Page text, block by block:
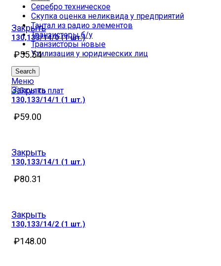
Серебро техническое
Скупка оценка неликвида у предприятий
Тантал из радио элементов
Транзисторы б/у
Транзисторы новые
Утилизация у юридических лиц
Search
Меню
Закрыть
130,133/14/0 (1 шт.)
₽55.54
Закрыть
130,133/14/1 (1 шт.)
₽59.00
Закрыть
130,133/14/1 (1 шт.)
₽80.31
Закрыть
130,133/14/2 (1 шт.)
₽148.00